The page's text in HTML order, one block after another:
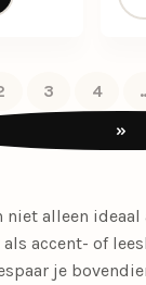
3 4
»
niet alleen
accent- of
je